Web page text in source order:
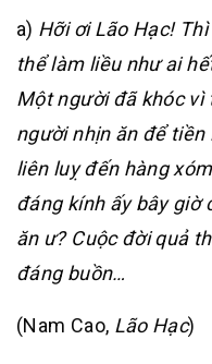
a) Hỡi ơi Lão Hạc!
thể làm liều như ai
Một người đã khóc
người nhịn ăn để
liên luỵ đến hàng
đáng kính ấy bây giờ
ăn ư? Cuộc đời quả
đáng buồn…
(Nam Cao, Lão Hạc)